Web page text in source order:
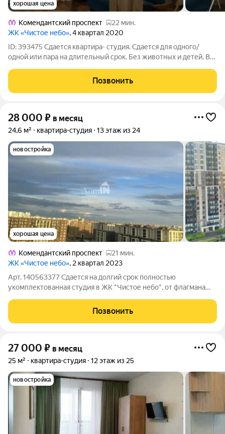
хорошая цена
Комендантский проспект
22 мин.
ЖК «Чистое небо», 4 квартал 2020
ID: 393475 Сдается квартира- студия. Сдается для одного/
одной или пара на длительный срок. Без животных и детей. В
шаговой доступности. Для машины есть свободная парковка.
До остановки 5 минут
Позвонить
28 000 ₽ в месяц
24,6 м² квартира-студия 13 этаж из 24
новостройка
хорошая цена
Комендантский проспект
21 мин.
ЖК «Чистое небо», 2 квартал 2023
Арт. 140563377 Сдается на долгий срок полностью
укомплектованная студия в ЖК "Чистое небо", от флагмана
полностью мебелированная. Свежий ремонт.Идеальна для
одного человека или пары, для тех
Позвонить
27 000 ₽ в месяц
25 м² квартира-студия 12 этаж из 25
новостройка